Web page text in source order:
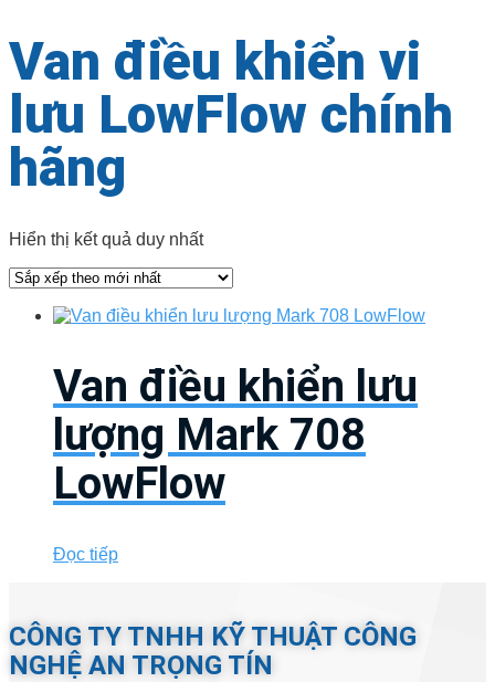
Van điều khiển vi
lưu LowFlow chính
hãng
Hiển thị kết quả duy nhất
Van điều khiển lưu
lượng Mark 708
LowFlow
Đọc tiếp
CÔNG TY TNHH KỸ THUẬT CÔNG
NGHỆ AN TRỌNG TÍN